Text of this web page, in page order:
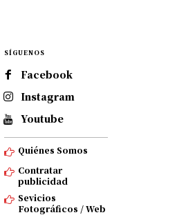
SÍGUENOS
Facebook
Instagram
Youtube
Quiénes Somos
Contratar
publicidad
Sevicios
Fotográficos / Web